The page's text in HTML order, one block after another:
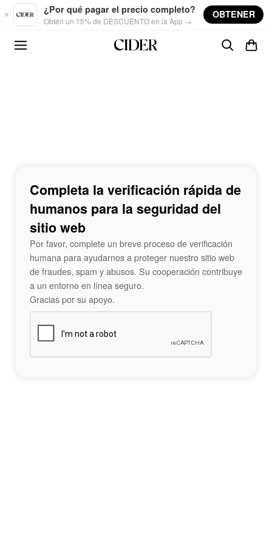
Skip to main content
¿Por qué pagar el precio completo?
Obtén un 15% de DESCUENTO en la App →
OBTENER
Completa la verificación rápida de
humanos para la seguridad del
sitio web
Por favor, complete un breve proceso de verificación
humana para ayudarnos a proteger nuestro sitio web
de fraudes, spam y abusos. Su cooperación contribuye
a un entorno en línea seguro.
Gracias por su apoyo.